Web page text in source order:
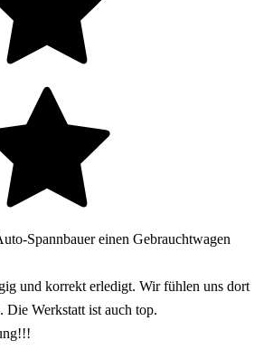
Spannbauer einen Gebrauchtwagen
und korrekt erledigt. Wir fühlen uns dort
Die Werkstatt ist auch top.